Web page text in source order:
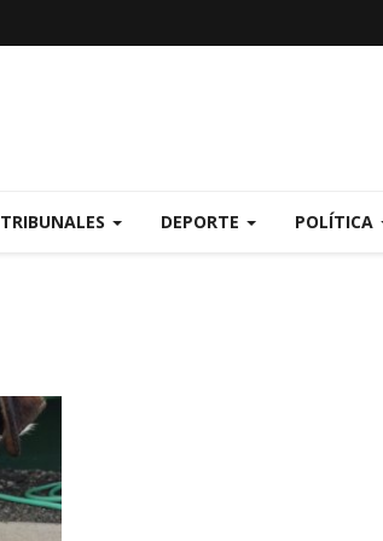
TRIBUNALES DEPORTE POLÍTICA